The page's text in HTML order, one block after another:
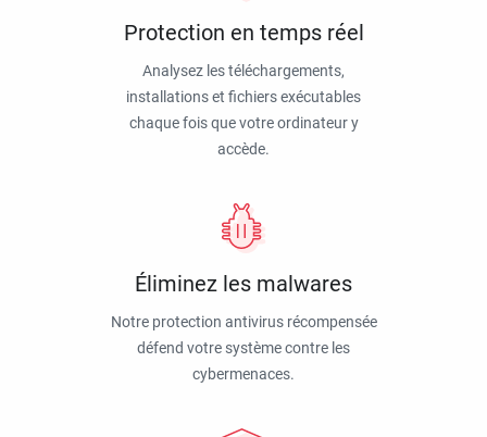
Protection en temps réel
Analysez les téléchargements,
installations et fichiers exécutables
chaque fois que votre ordinateur y
accède.
Éliminez les malwares
Notre protection antivirus récompensée
défend votre système contre les
cybermenaces.